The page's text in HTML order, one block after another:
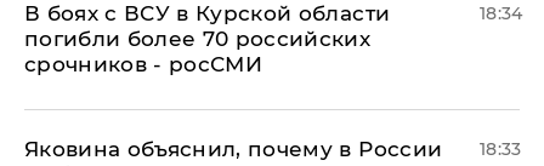
В боях с ВСУ в Курской области
погибли более 70 российских
срочников - росСМИ
18:34
Яковина объяснил, почему в России
18:33